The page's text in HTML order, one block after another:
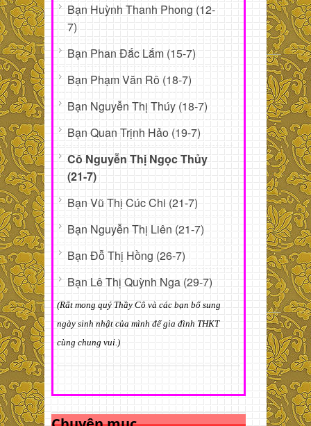
Bạn Huỳnh Thanh Phong (12-
7)
Bạn Phan Đắc Lắm (15-7)
Bạn Phạm Văn Rô (18-7)
Bạn Nguyễn Thị Thúy (18-7)
Bạn Quan Trịnh Hảo (19-7)
Cô Nguyễn Thị Ngọc Thủy
(21-7)
Bạn Vũ Thị Cúc Chi (21-7)
Bạn Nguyễn Thị Liên (21-7)
Bạn Đỗ Thị Hồng (26-7)
Bạn Lê Thị Quỳnh Nga (29-7)
(Rất mong quý Thầy Cô và các bạn bổ sung
ngày sinh nhật của mình để gia đình THKT
cùng chung vui.)